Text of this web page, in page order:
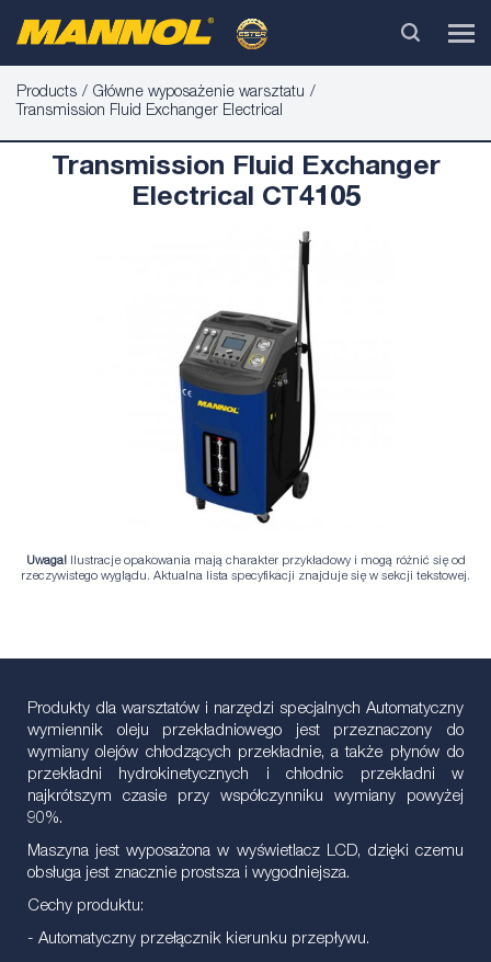
Products
Główne wyposażenie warsztatu
Transmission Fluid Exchanger Electrical
Transmission Fluid Exchanger
Electrical CT4105
Uwaga! Ilustracje opakowania mają charakter przykładowy i mogą różnić się od
rzeczywistego wyglądu. Aktualna lista specyfikacji znajduje się w sekcji tekstowej.
Produkty dla warsztatów i narzędzi specjalnych Automatyczny
wymiennik oleju przekładniowego jest przeznaczony do
wymiany olejów chłodzących przekładnie, a także płynów do
przekładni hydrokinetycznych i chłodnic przekładni w
najkrótszym czasie przy współczynniku wymiany powyżej
90%.
Maszyna jest wyposażona w wyświetlacz LCD, dzięki czemu
obsługa jest znacznie prostsza i wygodniejsza.
Cechy produktu:
- Automatyczny przełącznik kierunku przepływu.